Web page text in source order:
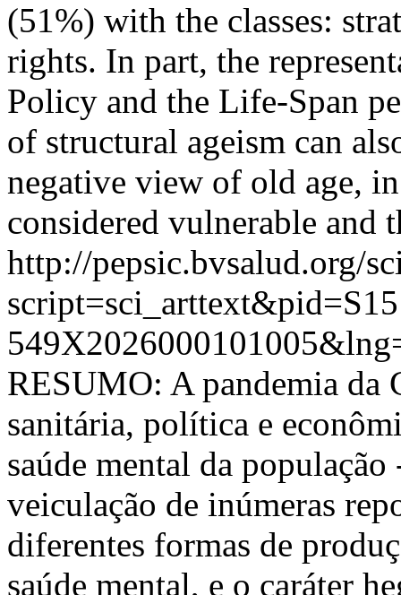
(51%) with the classes:
rights. In part, the
Policy and the Life-Span
of structural ageism can
negative view of old age,
considered vulnerable and
http://pepsic.bvsalud.org/
RESUMO: A pandemia da
sanitária, política e
saúde mental da
veiculação de inúmeras
diferentes formas de
saúde mental, e o caráter